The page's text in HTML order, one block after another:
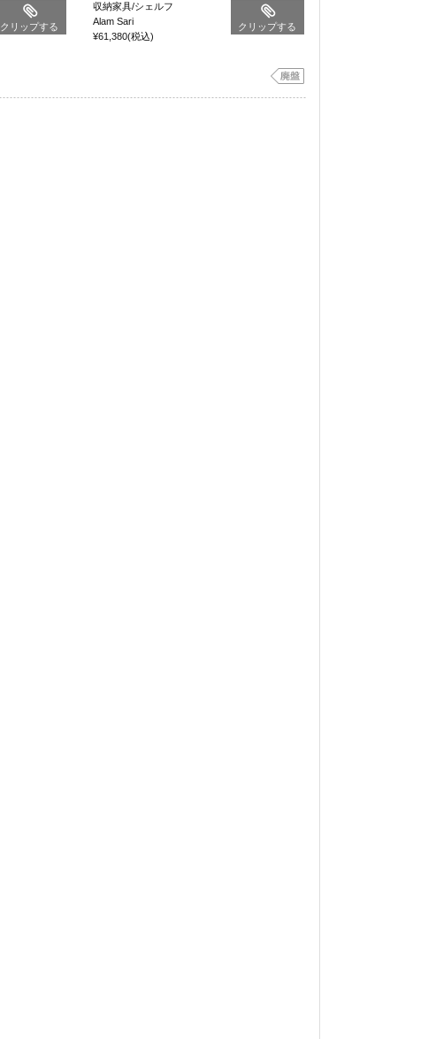
クリップする
収納家具/シェルフ
Alam Sari
¥61,380(税込)
クリップする